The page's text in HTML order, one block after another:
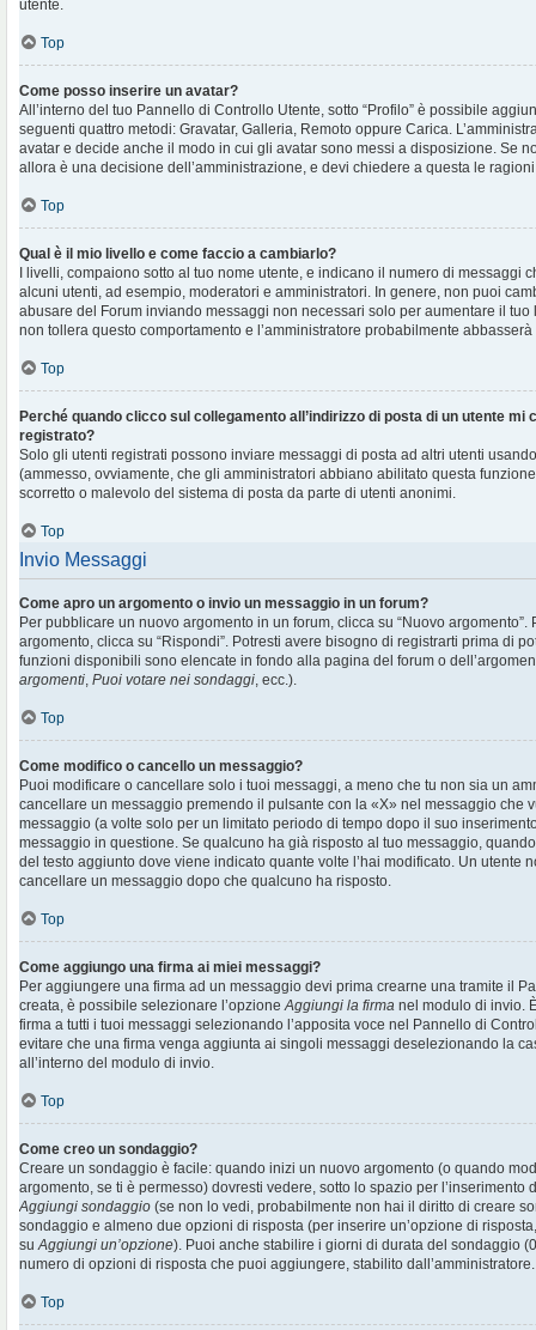
utente.
Top
Come posso inserire un avatar?
All’interno del tuo Pannello di Controllo Utente, sotto “Profilo” è possibile
seguenti quattro metodi: Gravatar, Galleria, Remoto oppure Carica.
avatar e decide anche il modo in cui gli avatar sono messi a disposizione. Se
allora è una decisione dell’amministrazione, e devi chiedere a questa le
Top
Qual è il mio livello e come faccio a cambiarlo?
I livelli, compaiono sotto al tuo nome utente, e indicano il numero di messaggi
alcuni utenti, ad esempio, moderatori e amministratori. In genere, non puoi
abusare del Forum inviando messaggi non necessari solo per aumentare il
non tollera questo comportamento e l’amministratore probabilmente
Top
Perché quando clicco sul collegamento all’indirizzo di posta di un utente mi
registrato?
Solo gli utenti registrati possono inviare messaggi di posta ad altri utenti
(ammesso, ovviamente, che gli amministratori abbiano abilitato questa
scorretto o malevolo del sistema di posta da parte di utenti anonimi.
Top
Invio Messaggi
Come apro un argomento o invio un messaggio in un forum?
Per pubblicare un nuovo argomento in un forum, clicca su “Nuovo
argomento, clicca su “Rispondi”. Potresti avere bisogno di registrarti prima di
funzioni disponibili sono elencate in fondo alla pagina del forum o
argomenti, Puoi votare nei sondaggi, ecc.).
Top
Come modifico o cancello un messaggio?
Puoi modificare o cancellare solo i tuoi messaggi, a meno che tu non sia un
cancellare un messaggio premendo il pulsante con la «X» nel messaggio che
messaggio (a volte solo per un limitato periodo di tempo dopo il suo
messaggio in questione. Se qualcuno ha già risposto al tuo messaggio,
del testo aggiunto dove viene indicato quante volte l’hai modificato. Un utente
cancellare un messaggio dopo che qualcuno ha risposto.
Top
Come aggiungo una firma ai miei messaggi?
Per aggiungere una firma ad un messaggio devi prima crearne una tramite il
creata, è possibile selezionare l’opzioneAggiungi la firma nel modulo di invio.
firma a tutti i tuoi messaggi selezionando l’apposita voce nel Pannello di
evitare che una firma venga aggiunta ai singoli messaggi deselezionando la
all’interno del modulo di invio.
Top
Come creo un sondaggio?
Creare un sondaggio è facile: quando inizi un nuovo argomento (o quando
argomento, se ti è permesso) dovresti vedere, sotto lo spazio per
Aggiungi sondaggio (se non lo vedi, probabilmente non hai il diritto di creare
sondaggio e almeno due opzioni di risposta (per inserire un’opzione di
suAggiungi un’opzione). Puoi anche stabilire i giorni di durata del sondaggio
numero di opzioni di risposta che puoi aggiungere, stabilito dall’amministratore.
Top